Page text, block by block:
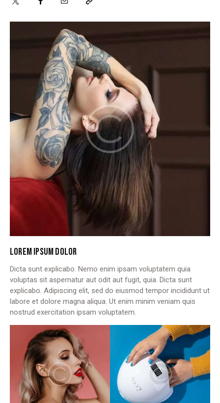
LOREM IPSUM DOLOR
Dicta sunt explicabo. Nemo enim ipsam voluptatem quia
voluptas sit aspernatur aut odit aut fugit, quia. Dicta sunt
explicabo. Adipiscing elit, sed do eiusmod tempor incididunt ut
labore et dolore magna aliqua. Ut enim minim veniam quis
nostrud exercitation ipsam voluptatem.